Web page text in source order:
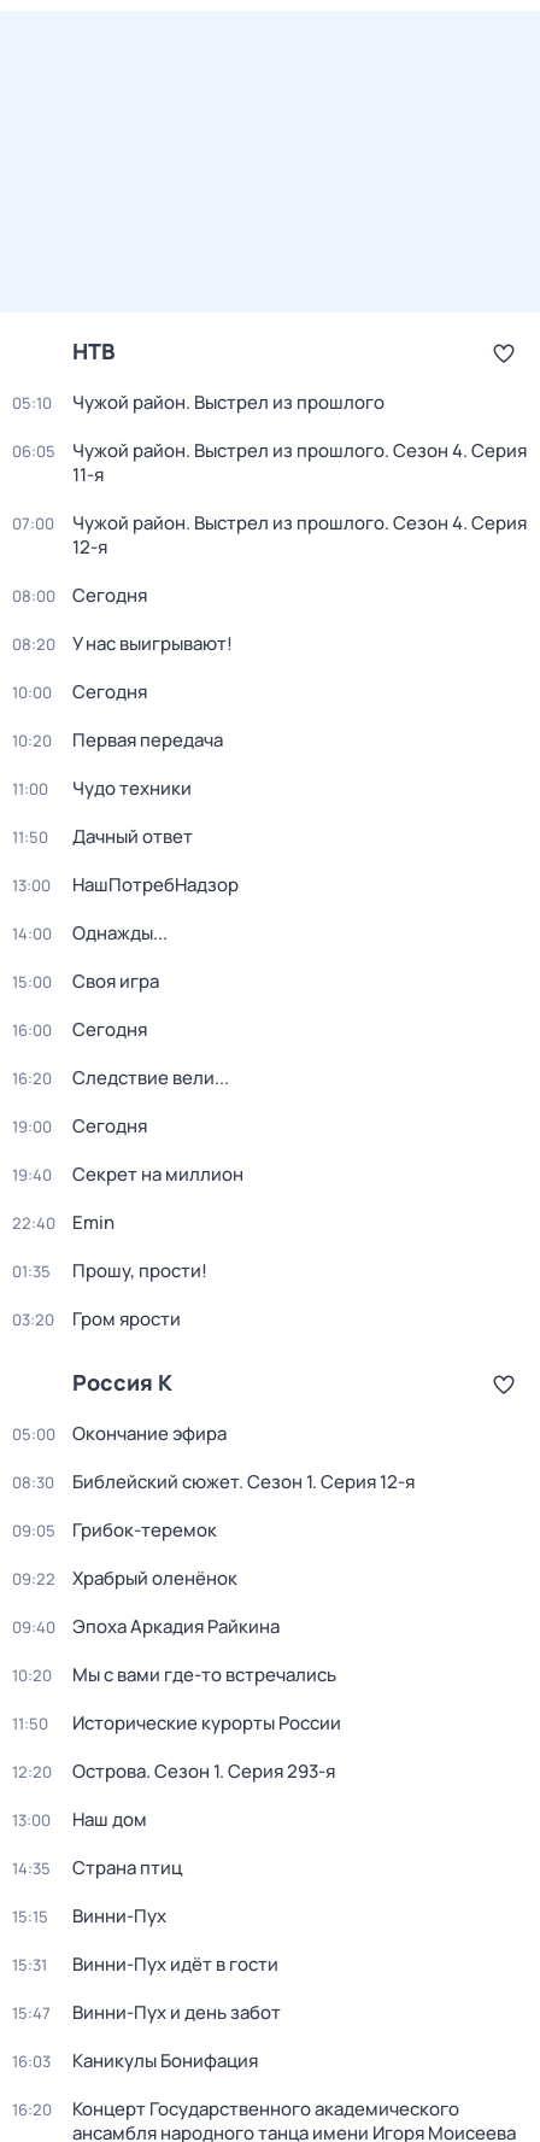
НТВ
05:10 Чужой район. Выстрел из прошлого
06:05 Чужой район. Выстрел из прошлого. Сезон 4. Серия
11-я
07:00 Чужой район. Выстрел из прошлого. Сезон 4. Серия
12-я
08:00 Сегодня
08:20 У нас выигрывают!
10:00 Сегодня
10:20 Первая передача
11:00 Чудо техники
11:50 Дачный ответ
13:00 НашПотребНадзор
14:00 Однажды...
15:00 Своя игра
16:00 Сегодня
16:20 Следствие вели...
19:00 Сегодня
19:40 Секрет на миллион
22:40 Emin
01:35 Прошу, прости!
03:20 Гром ярости
Россия К
05:00 Окончание эфира
08:30 Библейский сюжет. Сезон 1. Серия 12-я
09:05 Грибок-теремок
09:22 Храбрый оленёнок
09:40 Эпоха Аркадия Райкина
10:20 Мы с вами где-то встречались
11:50 Исторические курорты России
12:20 Острова. Сезон 1. Серия 293-я
13:00 Наш дом
14:35 Страна птиц
15:15 Винни-Пух
15:31 Винни-Пух идёт в гости
15:47 Винни-Пух и день забот
16:03 Каникулы Бонифация
16:20
Концерт Государственного академического
ансамбля народного танца имени Игоря Моисеева